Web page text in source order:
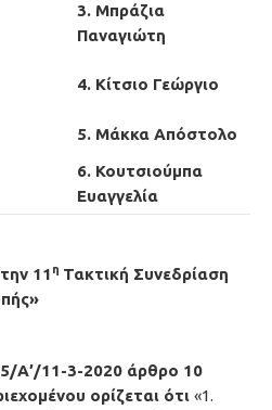
3. Μπράζια
Παναγιώτη
4. Κίτσιο Γεώργιο
5. Μάκκα Απόστολο
6. Κουτσιούμπα
Ευαγγελία
11 η Τακτική Συνεδρίαση
Α’/11-3-2020 άρθρο 10
ορίζεται ότι «1.